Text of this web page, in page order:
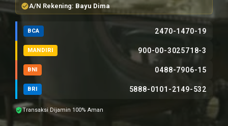
A/N Rekening: Bayu Dima
BCA 2470-1470-19
MANDIRI 900-00-3025718-3
BNI 0488-7906-15
BRI 5888-0101-2149-532
Transaksi Dijamin 100% Aman